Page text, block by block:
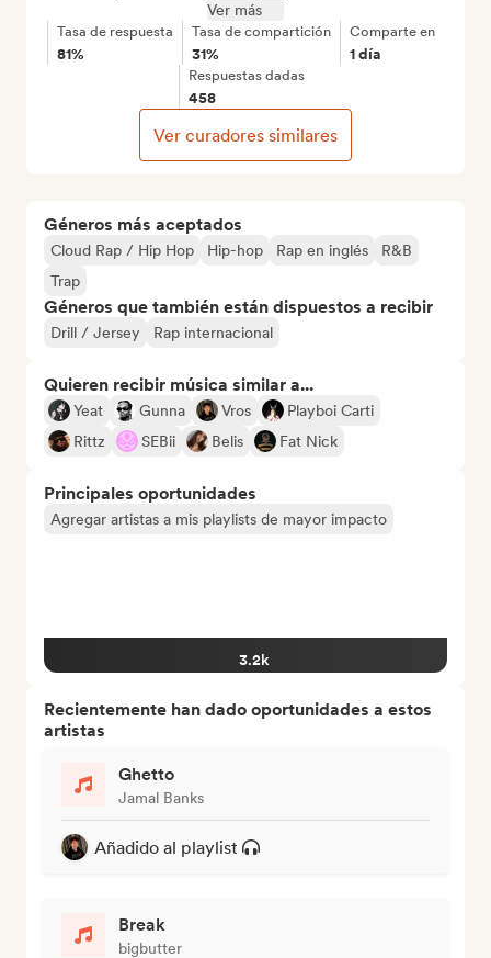
Géneros más aceptados
Cloud Rap / Hip Hop Hip-hop Rap en inglés
R&B
Trap
Géneros que también están dispuestos a recibir
Drill / Jersey Rap internacional
Quieren recibir música similar a...
Yeat Gunna Vros
Playboi Carti
Rittz
SEBii Belis Fat Nick
Principales oportunidades
Agregar artistas a mis playlists de mayor impacto
3.2k
Recientemente han dado oportunidades a estos
artistas
Ghetto
Jamal Banks
Añadido al playlist
Break
bigbutter
Ver más
Tasa de respuesta
81%
Tasa de compartición
31%
Comparte en
1 día
Respuestas dadas
458
Ver curadores similares